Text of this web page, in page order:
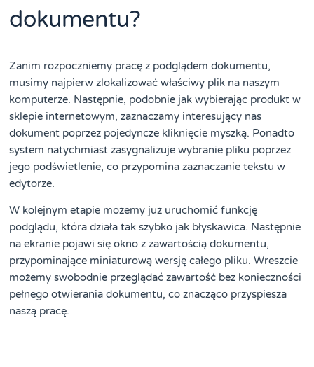
dokumentu?
Zanim rozpoczniemy pracę z podglądem dokumentu,
musimy najpierw zlokalizować właściwy plik na naszym
komputerze. Następnie, podobnie jak wybierając produkt w
sklepie internetowym, zaznaczamy interesujący nas
dokument poprzez pojedyncze kliknięcie myszką. Ponadto
system natychmiast zasygnalizuje wybranie pliku poprzez
jego podświetlenie, co przypomina zaznaczanie tekstu w
edytorze.
W kolejnym etapie możemy już uruchomić funkcję
podglądu, która działa tak szybko jak błyskawica. Następnie
na ekranie pojawi się okno z zawartością dokumentu,
przypominające miniaturową wersję całego pliku. Wreszcie
możemy swobodnie przeglądać zawartość bez konieczności
pełnego otwierania dokumentu, co znacząco przyspiesza
naszą pracę.